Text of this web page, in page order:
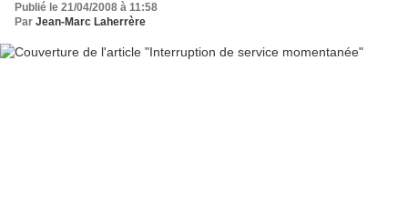
Publié le 21/04/2008 à 11:58
Par Jean-Marc Laherrère